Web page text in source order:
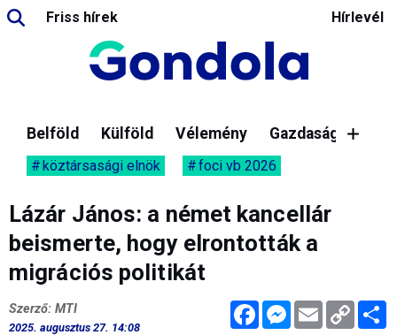
Friss hírek Hírlevél
Belföld Külföld Vélemény Gazdaság
köztársasági elnök foci vb 2026
Lázár János: a német kancellár
beismerte, hogy elrontották a
migrációs politikát
FacebookMessenger
Email Copy
Link
Szerző: MTI
2025. augusztus 27. 14:08